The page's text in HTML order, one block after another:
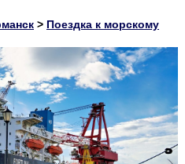
> Поездка к морскому